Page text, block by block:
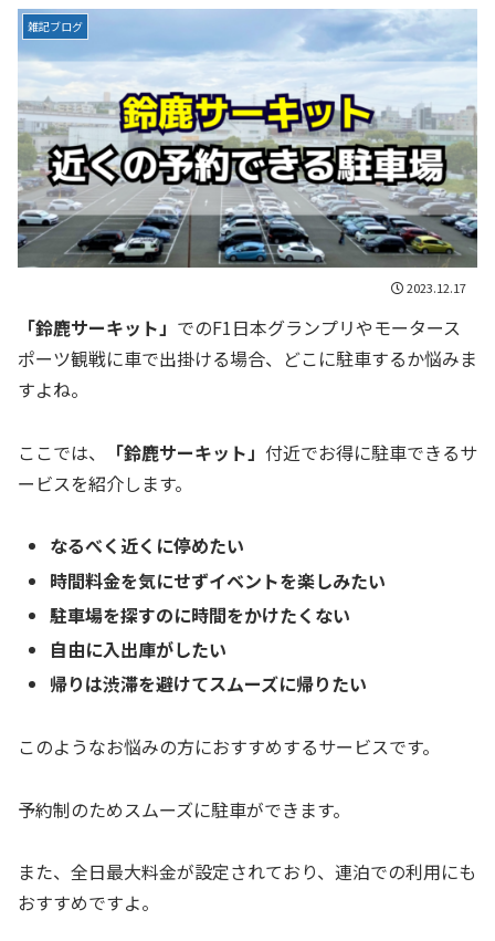
雑記ブログ
2023.12.17
「鈴鹿サーキット」 でのF1日本グランプリやモータース
ポーツ観戦に車で出掛ける場合、どこに駐車するか悩みま
すよね。
ここでは、 「鈴鹿サーキット」 付近でお得に駐車できるサ
ービスを紹介します。
なるべく近くに停めたい
時間料金を気にせずイベントを楽しみたい
駐車場を探すのに時間をかけたくない
自由に入出庫がしたい
帰りは渋滞を避けてスムーズに帰りたい
このようなお悩みの方におすすめするサービスです。
予約制のためスムーズに駐車ができます。
また、全日最大料金が設定されており、連泊での利用にも
おすすめですよ。